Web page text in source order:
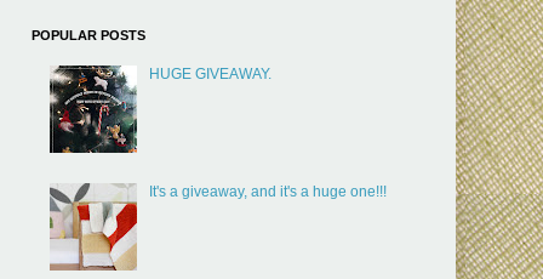
POPULAR POSTS
HUGE GIVEAWAY.
It's a giveaway, and it's a huge one!!!